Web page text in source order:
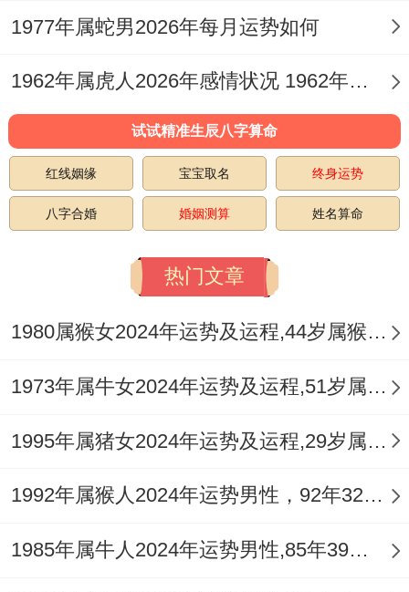
地支午中藏有丁火（比肩）、己土（食神）
与最关键的正官，这形成了 「伤官佩印」
身的专业技能（食神）、缜密规划（印）与
良好声誉，能获得上级（官）的认可与提
拔，尤其在下半年金水进气之时机遇窗口将
目或进入更具管理性质的岗位相关。
2.2 职场中应重点防范哪些不利情况？
合作伙伴，可能成为你晋升道路上最直接的
竞争者，甚至利用不甚光明的手段，因 「羊
用，与上级或规则（杀）发生顶撞，从而自
毁前程，第三，驿马星动虽主变动，但也可
1977年属蛇男2026年每月运势如何
1962年属虎人2026年感情状况 1962年属虎人今日运势
试试精准生辰八字算命
红线姻缘 宝宝取名 终身运势
八字合婚 婚姻测算 姓名算命
热门文章
1980属猴女2024年运势及运程,44岁属猴人2024全年每月运势女性如何
1973年属牛女2024年运势及运程,51岁属牛人2024全年每月运势女性如何
1995年属猪女2024年运势及运程,29岁属猪人2024全年每月运势女性如何
1992年属猴人2024年运势男性，92年32岁属猴男2024年每月运程怎么样
1985年属牛人2024年运势男性,85年39岁属牛男2024年每月运程怎么样